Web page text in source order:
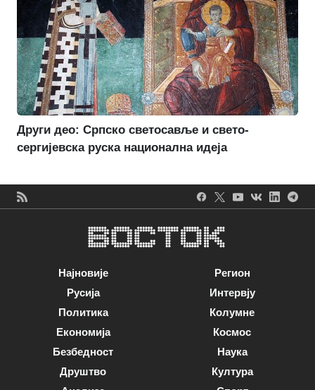
Други део: Српско светосавље и свето-
сергијевска руска национална идеја
Најновије
Русија
Политика
Економија
Безбедност
Друштво
Регион
Интервју
Колумне
Космос
Наука
Култура